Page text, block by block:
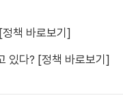
책 바로보기]
있다? [정책 바로보기]